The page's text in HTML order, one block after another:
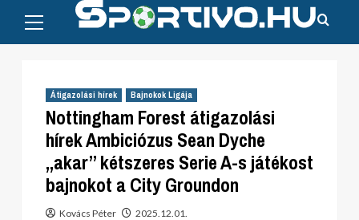
content
Menu
Átigazolási hírek Bajnokok Ligája
Nottingham Forest átigazolási
hírek Ambiciózus Sean Dyche
„akar” kétszeres Serie A-s játékost
bajnokot a City Groundon
Kovács Péter 2025.12.01.